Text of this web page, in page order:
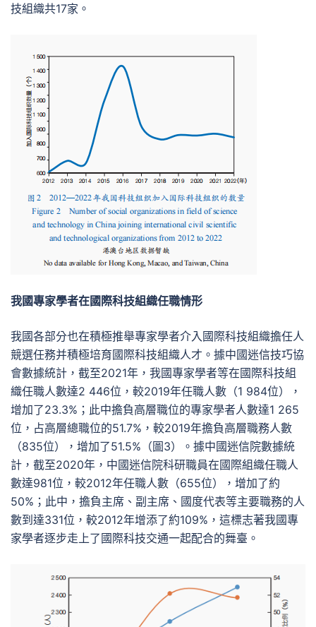
技組織共17家。
我國專家學者在國際科技組織任職情形
我國各部分也在積極推舉專家學者介入國際科技組織擔任人
競選任務并積極培育國際科技組織人才。據中國迷信技巧協
會數據統計，截至2021年，我國專家學者等在國際科技組
織任職人數達2 446位，較2019年任職人數（1 984位），
增加了23.3%；此中擔負高層職位的專家學者人數達1 265
位，占高層總職位的51.7%，較2019年擔負高層職務人數
（835位），增加了51.5%（圖3）。據中國迷信院數據統
計，截至2020年，中國迷信院科研職員在國際組織任職人
數達981位，較2012年任職人數（655位），增加了約
50%；此中，擔負主席、副主席、國度代表等主要職務的人
數到達331位，較2012年增添了約109%，這標志著我國專
家學者逐步走上了國際科技交通一起配合的舞臺。